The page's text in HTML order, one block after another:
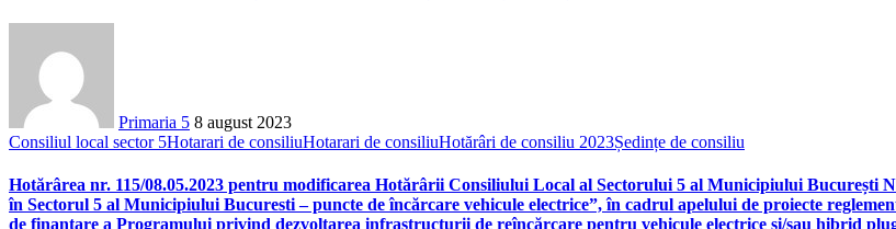
Primaria 5 8 august 2023
Consiliul local sector 5Hotarari de consiliuHotarari de consiliuHotărâri de consiliu 2023Ședințe de consiliu
Hotărârea nr. 115/08.05.2023 pentru modificarea Hotărârii Consiliului Local al Sectorului 5 al Municipiului București
în Sectorul 5 al Municipiului Bucuresti – puncte de încărcare vehicule electrice”, în cadrul apelului de proiecte
de finanţare a Programului privind dezvoltarea infrastructurii de reîncărcare pentru vehicule electrice şi/sau hibrid